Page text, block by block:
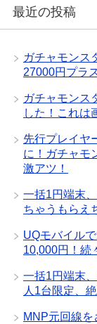
最近の投稿
ガチャモンス
27000円プラ
ガチャモンス
した！これは
先行プレイヤ
に！ガチャモ
激アツ！
一括1円端末
ちゃうもらえ
UQモバイル
10,000円！続
一括1円端末
人1台限定、
MNP元回線を